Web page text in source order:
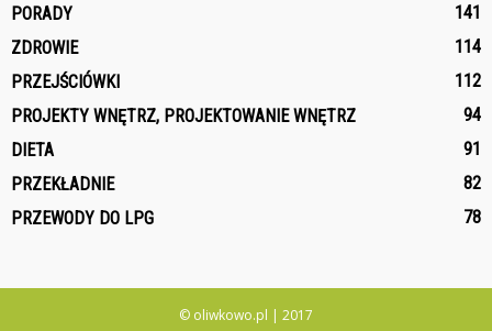
PORADY
141
ZDROWIE
114
PRZEJŚCIÓWKI
112
PROJEKTY WNĘTRZ, PROJEKTOWANIE WNĘTRZ
94
DIETA
91
PRZEKŁADNIE
82
PRZEWODY DO LPG
78
© oliwkowo.pl | 2017